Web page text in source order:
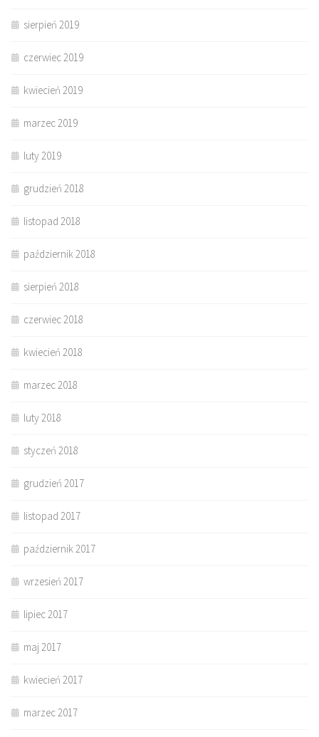
sierpień 2019
czerwiec 2019
kwiecień 2019
marzec 2019
luty 2019
grudzień 2018
listopad 2018
październik 2018
sierpień 2018
czerwiec 2018
kwiecień 2018
marzec 2018
luty 2018
styczeń 2018
grudzień 2017
listopad 2017
październik 2017
wrzesień 2017
lipiec 2017
maj 2017
kwiecień 2017
marzec 2017